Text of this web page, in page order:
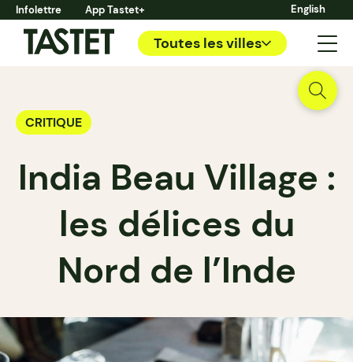
Infolettre App Tastet+ English
Toutes les villes
CRITIQUE
India Beau Village :
les délices du
Nord de l’Inde